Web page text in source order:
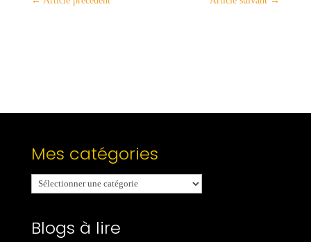
Mes catégories
Mes
catégories
Blogs à lire